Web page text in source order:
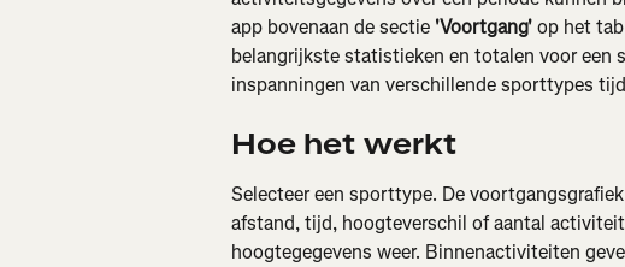
app bovenaan de sectie 'Voortgang' op het
belangrijkste statistieken en totalen voor een
inspanningen van verschillende sporttypes
Hoe het werkt
Selecteer een sporttype. De
afstand, tijd, hoogteverschil of aantal
hoogtegegevens weer. Binnenactiviteiten